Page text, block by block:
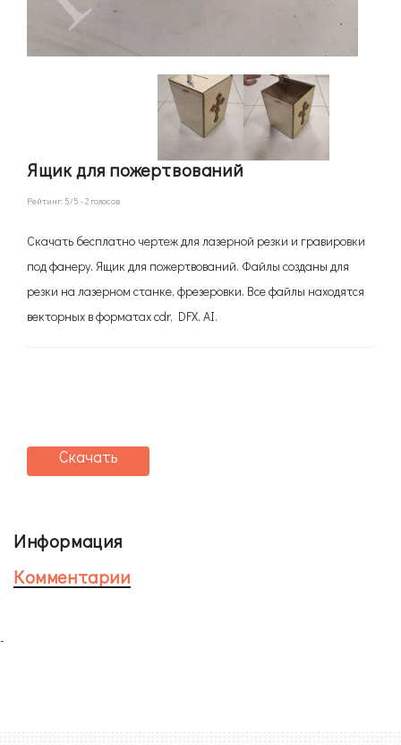
Ящик для пожертвований
Рейтинг: 5/5 -2 голосов
Скачать бесплатно чертеж для лазерной резки и гравировки
под фанеру. Ящик для пожертвований. Файлы созданы для
резки на лазерном станке, фрезеровки. Все файлы находятся
векторных в форматах cdr, DFX, AI.
Скачать
Информация
Комментарии
-